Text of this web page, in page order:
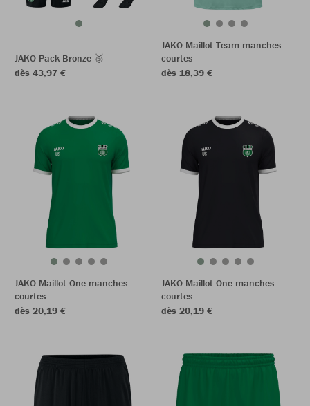
JAKO Pack Bronze 🥉
dès 43,97 €
JAKO Maillot Team manches
courtes
dès 18,39 €
JAKO Maillot One manches
courtes
dès 20,19 €
JAKO Maillot One manches
courtes
dès 20,19 €